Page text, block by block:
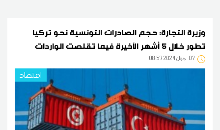
وزيرة التجارة: حجم الصادرات التونسية نحو تركيا
تطور خلال 5 أشهر الأخيرة فيما تقلصت الواردات
07 08:57 2024 جوان
اقتصاد